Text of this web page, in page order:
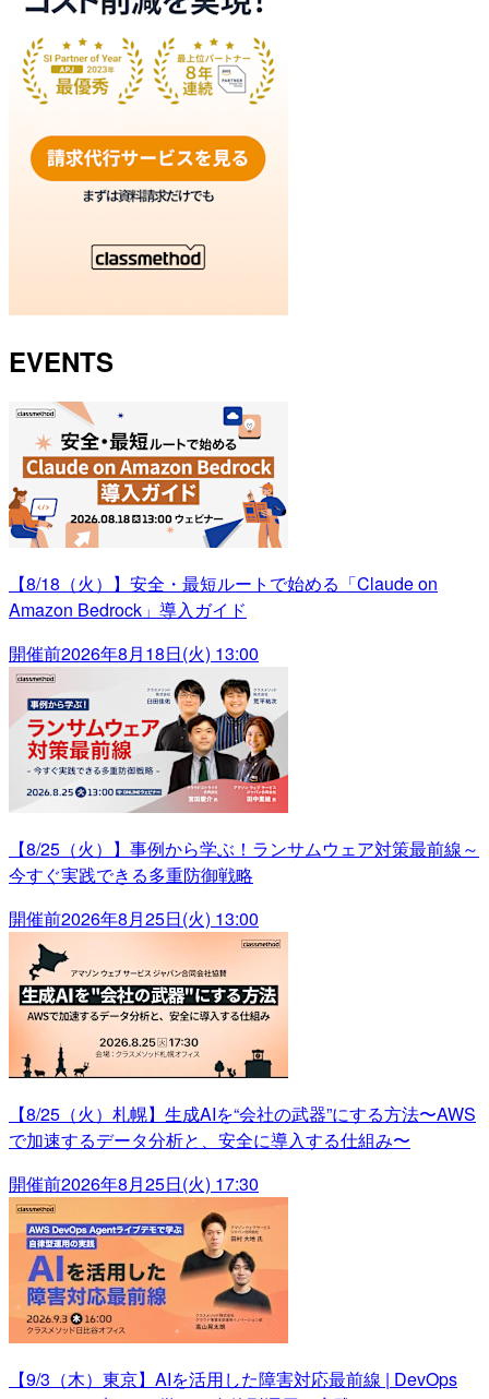
EVENTS
【8/18（火）】安全・最短ルートで始める「Claude on
Amazon Bedrock」導入ガイド
開催前2026年8月18日(火) 13:00
【8/25（火）】事例から学ぶ！ランサムウェア対策最前線～
今すぐ実践できる多重防御戦略
開催前2026年8月25日(火) 13:00
【8/25（火）札幌】生成AIを“会社の武器”にする方法〜AWS
で加速するデータ分析と、安全に導入する仕組み〜
開催前2026年8月25日(火) 17:30
【9/3（木）東京】AIを活用した障害対応最前線 | DevOps